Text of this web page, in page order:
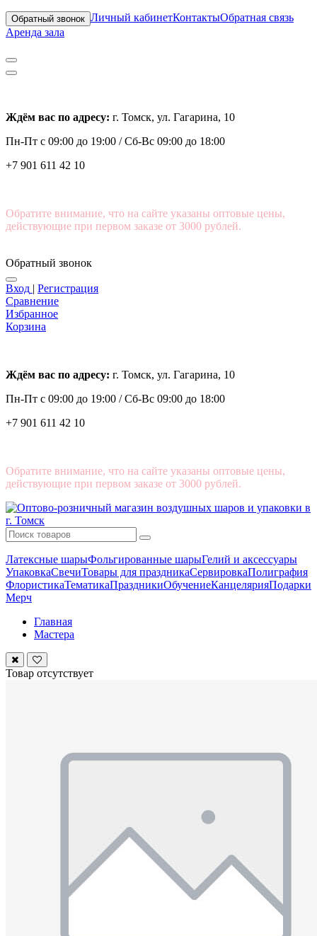
Обратный звонок Личный кабинетКонтактыОбратная связь
Аренда зала
Ждём вас по адресу: г. Томск, ул. Гагарина, 10
Пн-Пт с 09:00 до 19:00 /Сб-Вс 09:00 до 18:00
+7 901 611 42 10
Обратите внимание, что на сайте указаны оптовые цены,
действующие при первом заказе от 3000 рублей.
Обратный звонок
Вход | Регистрация
Сравнение
Избранное
Корзина
Ждём вас по адресу: г. Томск, ул. Гагарина, 10
Пн-Пт с 09:00 до 19:00 /Сб-Вс 09:00 до 18:00
+7 901 611 42 10
Обратите внимание, что на сайте указаны оптовые цены,
действующие при первом заказе от 3000 рублей.
Латексные шарыФольгированные шарыГелий и аксессуары
УпаковкаСвечиТовары для праздникаСервировкаПолиграфия
ФлористикаТематикаПраздникиОбучениеКанцелярияПодарки
Мерч
Главная
Мастера
Товар отсутствует